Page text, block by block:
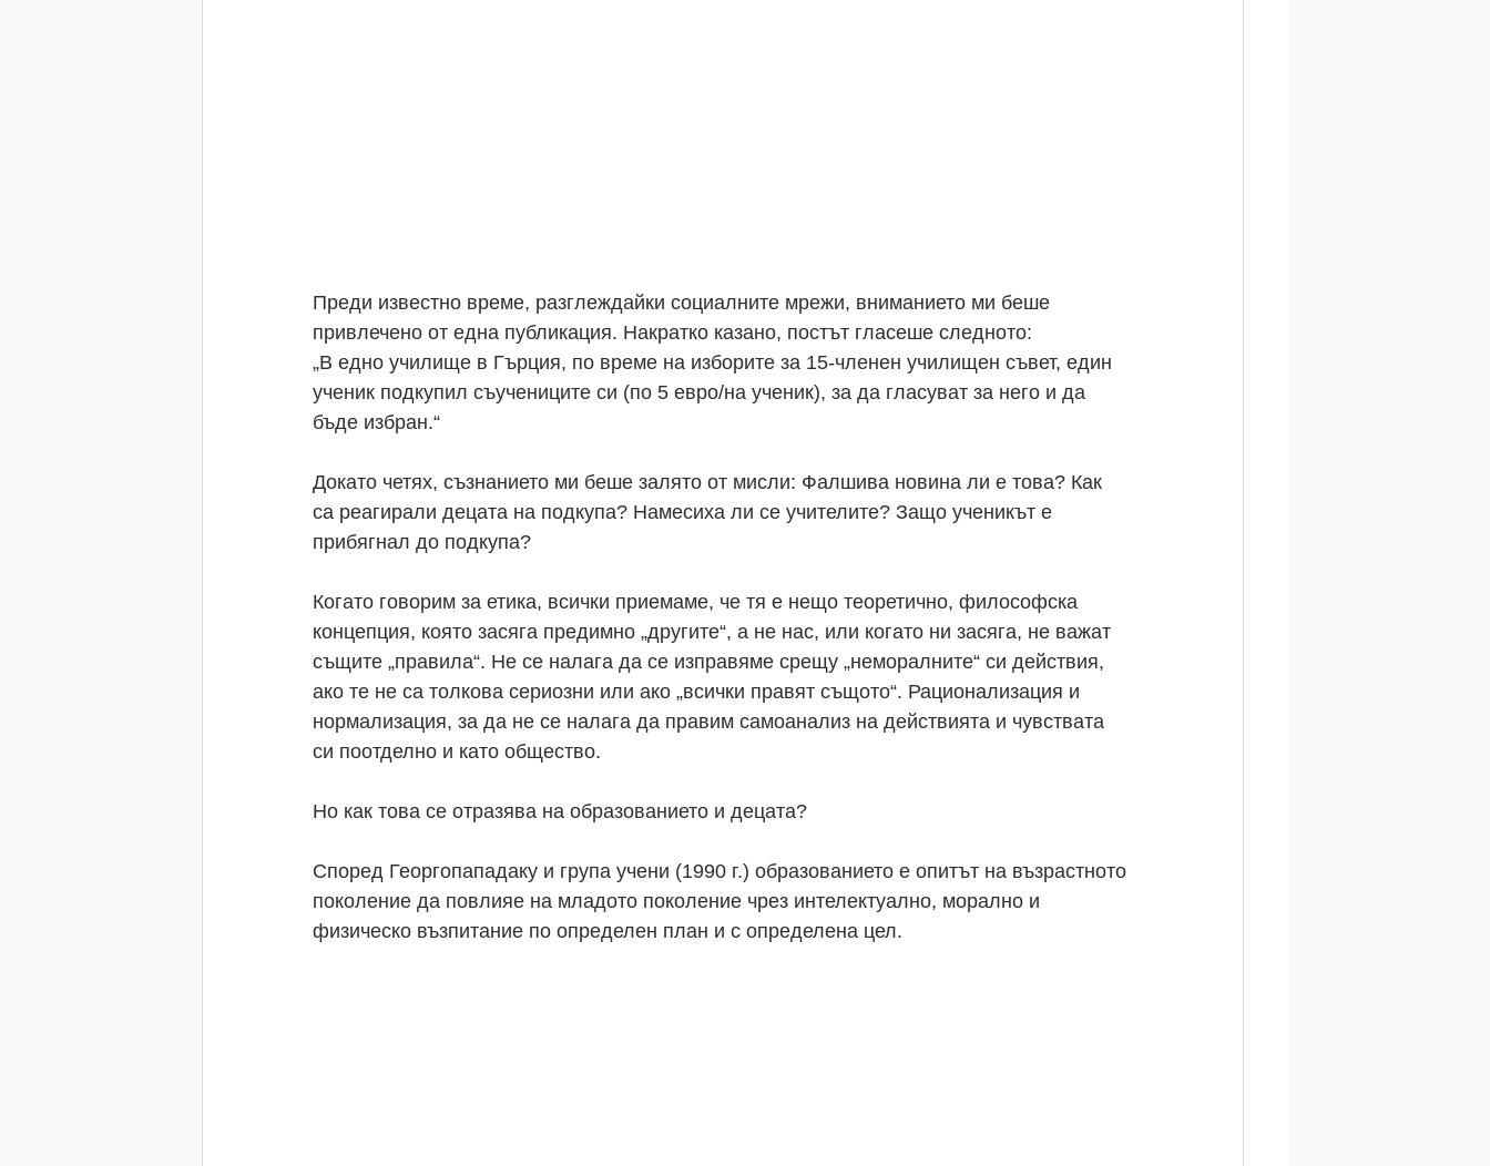
Преди известно време, разглеждайки социалните мрежи, вниманието ми беше
привлечено от една публикация. Накратко казано, постът гласеше следното:
„В едно училище в Гърция, по време на изборите за 15-членен училищен съвет, един
ученик подкупил съучениците си (по 5 евро/на ученик), за да гласуват за него и да
бъде избран.“
Докато четях, съзнанието ми беше залято от мисли: Фалшива новина ли е това? Как
са реагирали децата на подкупа? Намесиха ли се учителите? Защо ученикът е
прибягнал до подкупа?
Когато говорим за етика, всички приемаме, че тя е нещо теоретично, философска
концепция, която засяга предимно „другите“, а не нас, или когато ни засяга, не важат
същите „правила“. Не се налага да се изправяме срещу „неморалните“ си действия,
ако те не са толкова сериозни или ако „всички правят същото“. Рационализация и
нормализация, за да не се налага да правим самоанализ на действията и чувствата
си поотделно и като общество.
Но как това се отразява на образованието и децата?
Според Георгопападаку и група учени (1990 г.) образованието е опитът на възрастното
поколение да повлияе на младото поколение чрез интелектуално, морално и
физическо възпитание по определен план и с определена цел.